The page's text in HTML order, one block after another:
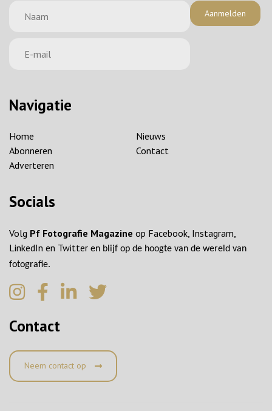
Aanmelden
Navigatie
Home
Nieuws
Abonneren
Contact
Adverteren
Socials
Volg Pf Fotografie Magazine op Facebook, Instagram,
LinkedIn en Twitter en blijf op de hoogte van de wereld van
fotografie.
Contact
Neem contact op